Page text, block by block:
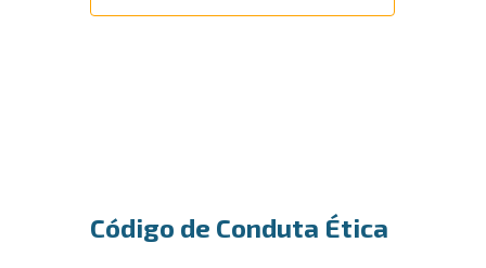
Código de Conduta Ética